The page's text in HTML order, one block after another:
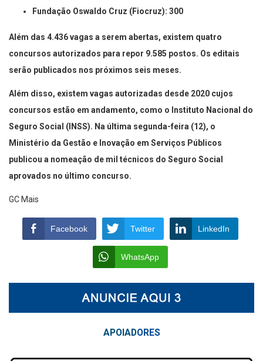
Fundação Oswaldo Cruz (Fiocruz): 300
Além das 4.436 vagas a serem abertas, existem quatro
concursos autorizados para repor 9.585 postos. Os editais
serão publicados nos próximos seis meses.
Além disso, existem vagas autorizadas desde 2020 cujos
concursos estão em andamento, como o Instituto Nacional do
Seguro Social (INSS). Na última segunda-feira (12), o
Ministério da Gestão e Inovação em Serviços Públicos
publicou a nomeação de mil técnicos do Seguro Social
aprovados no último concurso.
GC Mais
Facebook Twitter LinkedIn
WhatsApp
APOIADORES